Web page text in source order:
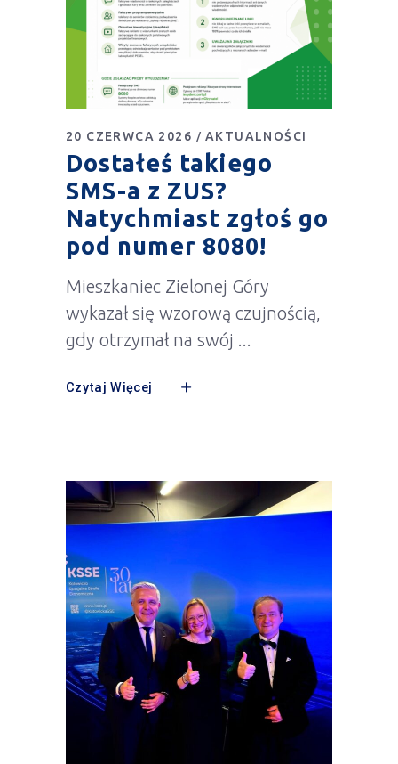
20 CZERWCA 2026 AKTUALNOŚCI
Dostałeś takiego
SMS-a z ZUS?
Natychmiast zgłoś go
pod numer 8080!
Mieszkaniec Zielonej Góry
wykazał się wzorową czujnością,
gdy otrzymał na swój
Czytaj Więcej